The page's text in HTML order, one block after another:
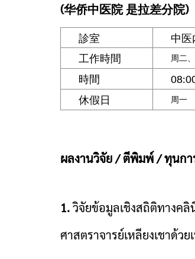
(华侨中医院 是拉差分院)
診室
中医
工作時間
周二
時間
休假日
周一
ผลงานวิจัย / ตีพิมพ์ / ทุนก
1.วิจัยข้อมูลเชิงสถิติทางค
ศาสตราจารย์เหลียงเชาด้ว